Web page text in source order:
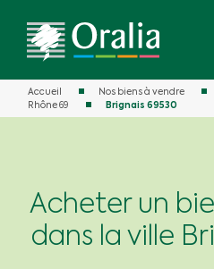
Accueil Nos biens à vendre
Rhône 69
Brignais 69530
Acheter un
dans la ville